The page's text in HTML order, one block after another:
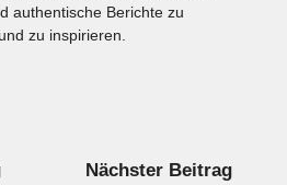
authentische Berichte zu
zu inspirieren.
Nächster Beitrag